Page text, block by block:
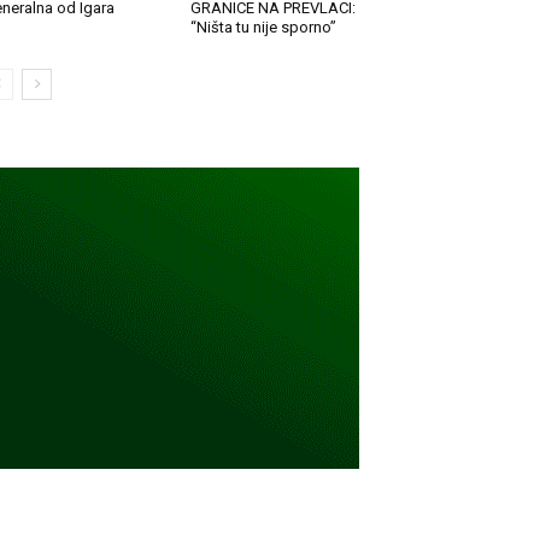
od Igara
GRANICE NA PREVLACI:
“Ništa tu nije sporno”